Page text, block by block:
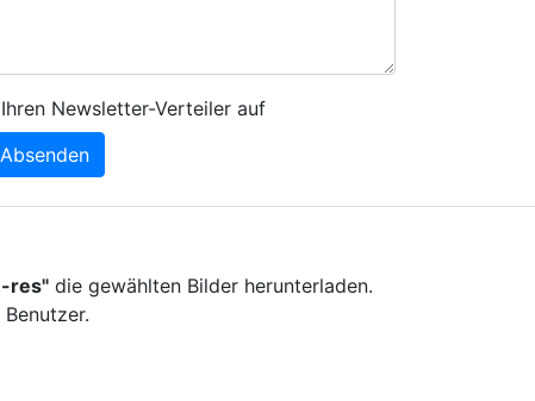
Newsletter-Verteiler auf
Absenden
res" die gewählten Bilder herunterladen.